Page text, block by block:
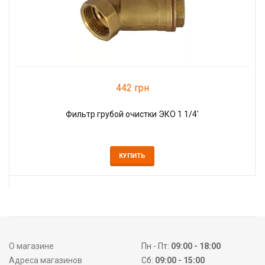
442 грн
Фильтр грубой очистки ЭКО 1 1/4'
КУПИТЬ
О магазине
Адреса магазинов
Пн - Пт: 09:00 - 18:00
Сб: 09:00 - 15:00